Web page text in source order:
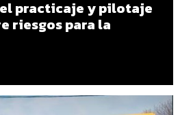
practicaje y pilotaje
riesgos para la